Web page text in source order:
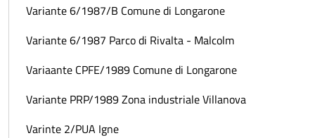
Variante 6/1987/B Comune di Longarone
Variante 6/1987 Parco di Rivalta - Malcolm
Variaante CPFE/1989 Comune di Longarone
Variante PRP/1989 Zona industriale Villanova
Varinte 2/PUA Igne